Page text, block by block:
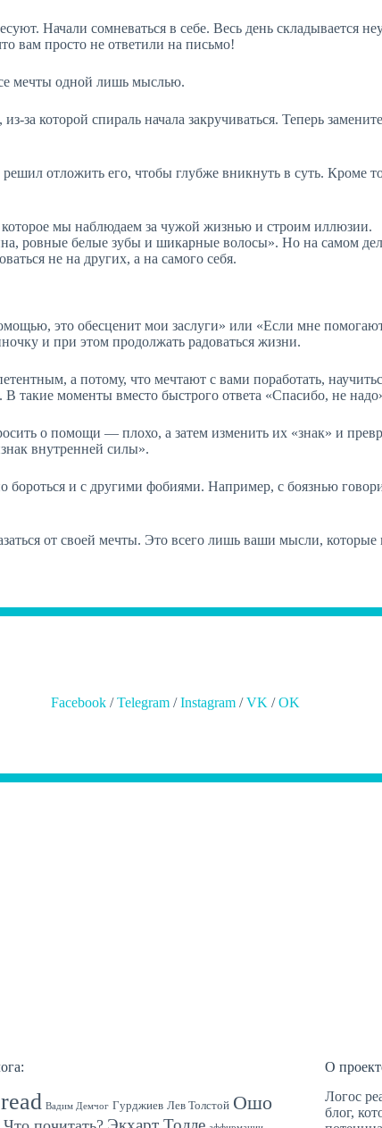
Начали сомневаться в себе. Весь день складывается
вам просто не ответили на письмо!
мечты одной лишь мыслью.
за которой спираль начала закручиваться. Теперь
отложить его, чтобы глубже вникнуть в суть. Кроме
мы наблюдаем за чужой жизнью и строим иллюзии.
ровные белые зубы и шикарные волосы». Но на самом
не на других, а на самого себя.
это обесценит мои заслуги» или «Если мне
и при этом продолжать радоваться жизни.
а потому, что мечтают с вами поработать,
такие моменты вместо быстрого ответа «Спасибо, не
о помощи — плохо, а затем изменить их «знак» и
внутренней силы».
и с другими фобиями. Например, с боязнью
от своей мечты. Это всего лишь ваши мысли, которые
Facebook/Telegram/Instagram/VK /OK
Вадим Демчог Гурджиев Лев Толстой Ошо
О
Логос
блог,